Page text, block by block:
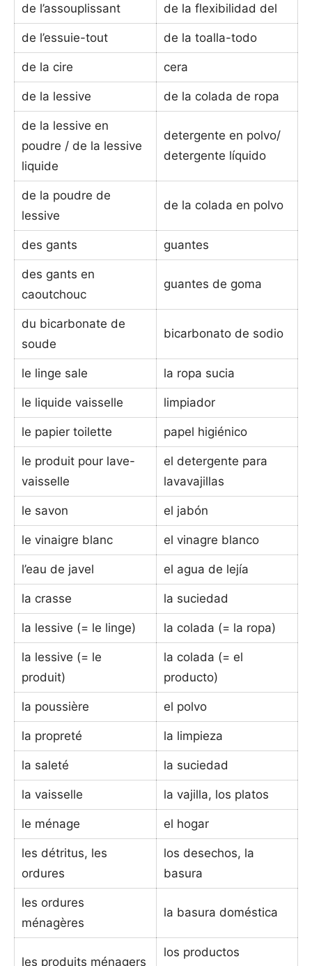
de l’assouplissant de la flexibilidad del
de l’essuie-tout de la toalla-todo
de la cire cera
de la lessive de la colada de ropa
de la lessive en
poudre / de la lessive
liquide
detergente en polvo/
detergente líquido
de la poudre de
lessive
de la colada en polvo
des gants guantes
des gants en
caoutchouc
guantes de goma
du bicarbonate de
soude
bicarbonato de sodio
le linge sale la ropa sucia
le liquide vaisselle limpiador
le papier toilette papel higiénico
le produit pour lave-
vaisselle
el detergente para
lavavajillas
le savon el jabón
le vinaigre blanc el vinagre blanco
l’eau de javel el agua de lejía
la crasse la suciedad
la lessive (= le linge) la colada (= la ropa)
la lessive (= le
produit)
la colada (= el
producto)
la poussière el polvo
la propreté la limpieza
la saleté la suciedad
la vaisselle la vajilla, los platos
le ménage el hogar
les détritus, les
ordures
los desechos, la
basura
les ordures
ménagères
la basura doméstica
les produits ménagers
los productos